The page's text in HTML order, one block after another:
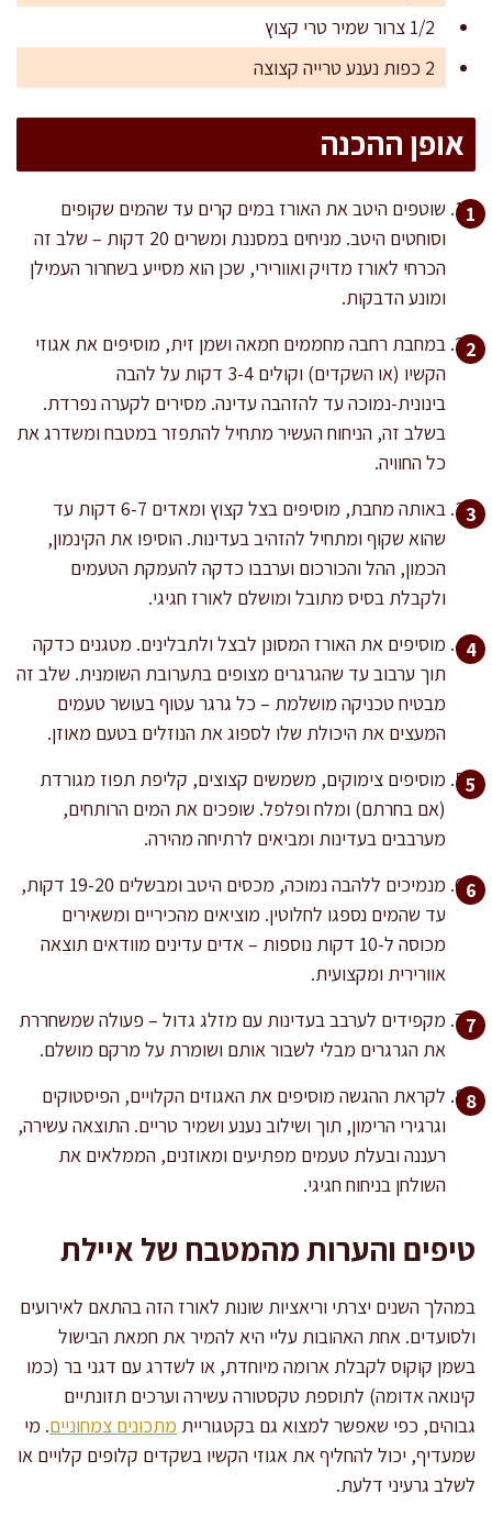
1/2 צרור שמיר טרי קצוץ
2 כפות נענע טרייה קצוצה
אופן ההכנה
שוטפים היטב את האורז במים קרים עד שהמים שקופים
וסוחטים היטב. מניחים במסננת ומשרים 20 דקות – שלב זה
הכרחי לאורז מדויק ואוורירי, שכן הוא מסייע בשחרור העמילן
ומונע הדבקות.
במחבת רחבה מחממים חמאה ושמן זית, מוסיפים את אגוזי
הקשיו (או השקדים) וקולים 3-4 דקות על להבה
בינונית-נמוכה עד להזהבה עדינה. מסירים לקערה נפרדת.
בשלב זה, הניחוח העשיר מתחיל להתפזר במטבח ומשדרג את
כל החוויה.
באותה מחבת, מוסיפים בצל קצוץ ומאדים 6-7 דקות עד
שהוא שקוף ומתחיל להזהיב בעדינות. הוסיפו את הקינמון,
הכמון, ההל והכורכום וערבבו כדקה להעמקת הטעמים
ולקבלת בסיס מתובל ומושלם לאורז חגיגי.
מוסיפים את האורז המסונן לבצל ולתבלינים. מטגנים כדקה
תוך ערבוב עד שהגרגרים מצופים בתערובת השומנית. שלב זה
מבטיח טכניקה מושלמת – כל גרגר עטוף בעושר טעמים
המעצים את היכולת שלו לספוג את הנוזלים בטעם מאוזן.
מוסיפים צימוקים, משמשים קצוצים, קליפת תפוז מגורדת
(אם בחרתם) ומלח ופלפל. שופכים את המים הרותחים,
מערבבים בעדינות ומביאים לרתיחה מהירה.
מנמיכים ללהבה נמוכה, מכסים היטב ומבשלים 19-20 דקות,
עד שהמים נספגו לחלוטין. מוציאים מהכיריים ומשאירים
מכוסה ל-10 דקות נוספות – אדים עדינים מוודאים תוצאה
אוורירית ומקצועית.
מקפידים לערבב בעדינות עם מזלג גדול – פעולה שמשחררת
את הגרגרים מבלי לשבור אותם ושומרת על מרקם מושלם.
לקראת ההגשה מוסיפים את האגוזים הקלויים, הפיסטוקים
וגרגירי הרימון, תוך ושילוב נענע ושמיר טריים. התוצאה עשירה,
רעננה ובעלת טעמים מפתיעים ומאוזנים, הממלאים את
השולחן בניחוח חגיגי.
טיפים והערות מהמטבח של איילת
במהלך השנים יצרתי וריאציות שונות לאורז הזה בהתאם לאירועים
ולסועדים. אחת האהובות עליי היא להמיר את חמאת הבישול
בשמן קוקוס לקבלת ארומה מיוחדת, או לשדרג עם דגני בר (כמו
קינואה אדומה) לתוספת טקסטורה עשירה וערכים תזונתיים
גבוהים, כפי שאפשר למצוא גם בקטגוריית מתכונים צמחוניים. מי
שמעדיף, יכול להחליף את אגוזי הקשיו בשקדים קלופים קלויים או
לשלב גרעיני דלעת.